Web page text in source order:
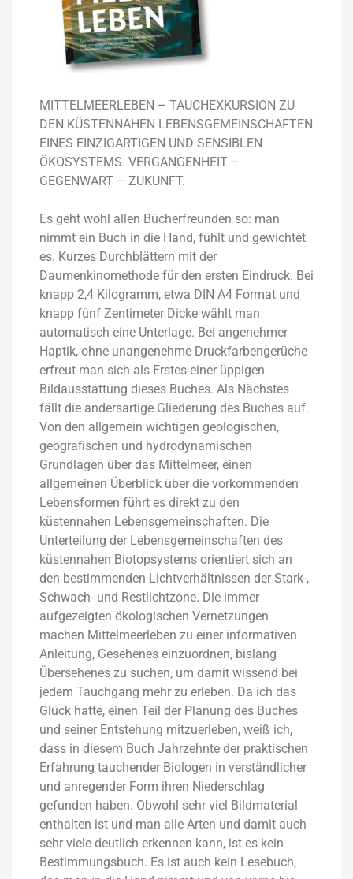
MITTELMEERLEBEN – TAUCHEXKURSION ZU
DEN KÜSTENNAHEN LEBENSGEMEINSCHAFTEN
EINES EINZIGARTIGEN UND SENSIBLEN
ÖKOSYSTEMS. VERGANGENHEIT –
GEGENWART – ZUKUNFT.
Es geht wohl allen Bücherfreunden so: man
nimmt ein Buch in die Hand, fühlt und gewichtet
es. Kurzes Durchblättern mit der
Daumenkinomethode für den ersten Eindruck. Bei
knapp 2,4 Kilogramm, etwa DIN A4 Format und
knapp fünf Zentimeter Dicke wählt man
automatisch eine Unterlage. Bei angenehmer
Haptik, ohne unangenehme Druckfarbengerüche
erfreut man sich als Erstes einer üppigen
Bildausstattung dieses Buches. Als Nächstes
fällt die andersartige Gliederung des Buches auf.
Von den allgemein wichtigen geologischen,
geografischen und hydrodynamischen
Grundlagen über das Mittelmeer, einen
allgemeinen Überblick über die vorkommenden
Lebensformen führt es direkt zu den
küstennahen Lebensgemeinschaften. Die
Unterteilung der Lebensgemeinschaften des
küstennahen Biotopsystems orientiert sich an
den bestimmenden Lichtverhältnissen der Stark-,
Schwach- und Restlichtzone. Die immer
aufgezeigten ökologischen Vernetzungen
machen Mittelmeerleben zu einer informativen
Anleitung, Gesehenes einzuordnen, bislang
Übersehenes zu suchen, um damit wissend bei
jedem Tauchgang mehr zu erleben. Da ich das
Glück hatte, einen Teil der Planung des Buches
und seiner Entstehung mitzuerleben, weiß ich,
dass in diesem Buch Jahrzehnte der praktischen
Erfahrung tauchender Biologen in verständlicher
und anregender Form ihren Niederschlag
gefunden haben. Obwohl sehr viel Bildmaterial
enthalten ist und man alle Arten und damit auch
sehr viele deutlich erkennen kann, ist es kein
Bestimmungsbuch. Es ist auch kein Lesebuch,